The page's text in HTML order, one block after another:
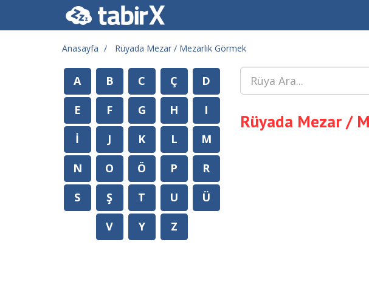
Anasayfa Rüyada Mezar / Mezarlık Görmek
Rüyada Mezar /
A B C Ç
D
E
F G H
I
İ
J K L
M
N
O Ö P
R
S
Ş T U
Ü
V
Y Z